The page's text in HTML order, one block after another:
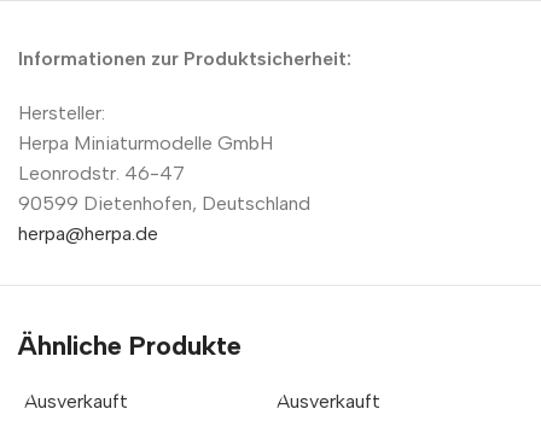
Informationen zur Produktsicherheit:
Hersteller:
Herpa Miniaturmodelle GmbH
Leonrodstr. 46-47
90599 Dietenhofen, Deutschland
herpa@herpa.de
Ähnliche Produkte
Ausverkauft Ausverkauft